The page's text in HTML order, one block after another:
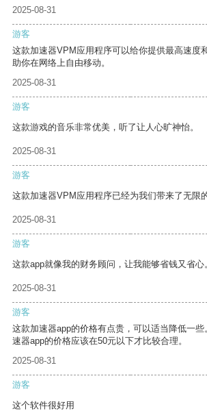
2025-08-31
游客
这款加速器VPM应用程序可以给你提供最高速度
助你在网络上自由移动。
2025-08-31
游客
这款游戏的音乐非常优美，听了让人心旷神怡。
2025-08-31
游客
这款加速器VPM应用程序已经为我们带来了无限
2025-08-31
游客
这款app就像我的财务顾问，让我能够省钱又省心
2025-08-31
游客
这款加速器app的价格有点贵，可以适当降低一
速器app的价格应该在50元以下才比较合理。
2025-08-31
游客
这个软件很好用